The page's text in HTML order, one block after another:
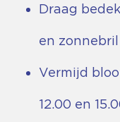
Draag
en zonnebril
Vermijd
12.00 en